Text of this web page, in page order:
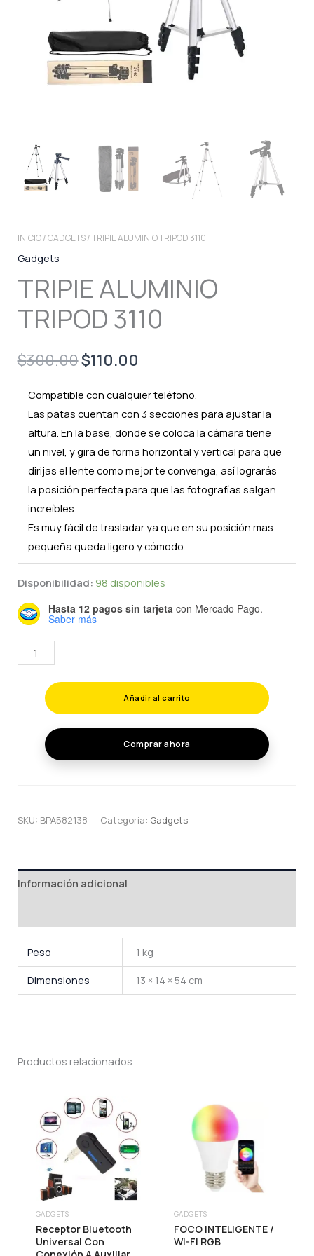
INICIO/GADGETS/ TRIPIE ALUMINIO TRIPOD 3110
Gadgets
TRIPIE ALUMINIO
TRIPOD 3110
$300.00Original
price
was:
$300.00.
$110.00
price
is:
$110.00.
Compatible con cualquier teléfono.
Las patas cuentan con 3 secciones para ajustar la
altura. En la base, donde se coloca la cámara tiene
un nivel, y gira de forma horizontal y vertical para que
dirijas el lente como mejor te convenga, así lograrás
la posición perfecta para que las fotografías salgan
increíbles.
Es muy fácil de trasladar ya que en su posición mas
pequeña queda ligero y cómodo.
Disponibilidad: 98 disponibles
Hasta 12 pagos sin tarjeta con Mercado Pago.
Saber más
TRIPIE
ALUMINIO
TRIPOD
Añadir al carrito
Comprar ahora
SKU: BPA582138 Categoría: Gadgets
Información adicional
Peso
1 kg
Dimensiones
13 × 14 × 54 cm
Productos relacionados
GADGETS
Receptor Bluetooth
Universal Con
GADGETS
FOCO INTELIGENTE /
WI-FI RGB